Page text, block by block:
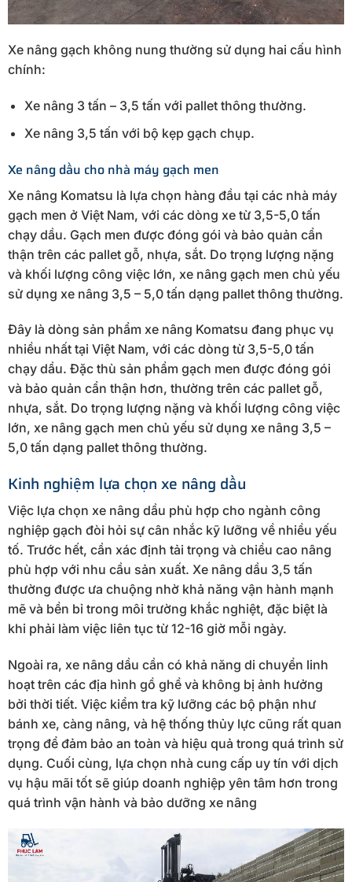
Xe nâng gạch không nung thường sử dụng hai cấu hình
chính:
Xe nâng 3 tấn – 3,5 tấn với pallet thông thường.
Xe nâng 3,5 tấn với bộ kẹp gạch chụp.
Xe nâng dầu cho nhà máy gạch men
Xe nâng Komatsu là lựa chọn hàng đầu tại các nhà máy
gạch men ở Việt Nam, với các dòng xe từ 3,5-5,0 tấn
chạy dầu. Gạch men được đóng gói và bảo quản cẩn
thận trên các pallet gỗ, nhựa, sắt. Do trọng lượng nặng
và khối lượng công việc lớn, xe nâng gạch men chủ yếu
sử dụng xe nâng 3,5 – 5,0 tấn dạng pallet thông thường.
Đây là dòng sản phẩm xe nâng Komatsu đang phục vụ
nhiều nhất tại Việt Nam, với các dòng từ 3,5-5,0 tấn
chạy dầu. Đặc thù sản phẩm gạch men được đóng gói
và bảo quản cẩn thận hơn, thường trên các pallet gỗ,
nhựa, sắt. Do trọng lượng nặng và khối lượng công việc
lớn, xe nâng gạch men chủ yếu sử dụng xe nâng 3,5 –
5,0 tấn dạng pallet thông thường.
Kinh nghiệm lựa chọn xe nâng dầu
Việc lựa chọn xe nâng dầu phù hợp cho ngành công
nghiệp gạch đòi hỏi sự cân nhắc kỹ lưỡng về nhiều yếu
tố. Trước hết, cần xác định tải trọng và chiều cao nâng
phù hợp với nhu cầu sản xuất. Xe nâng dầu 3,5 tấn
thường được ưa chuộng nhờ khả năng vận hành mạnh
mẽ và bền bỉ trong môi trường khắc nghiệt, đặc biệt là
khi phải làm việc liên tục từ 12-16 giờ mỗi ngày.
Ngoài ra, xe nâng dầu cần có khả năng di chuyển linh
hoạt trên các địa hình gồ ghề và không bị ảnh hưởng
bởi thời tiết. Việc kiểm tra kỹ lưỡng các bộ phận như
bánh xe, càng nâng, và hệ thống thủy lực cũng rất quan
trọng để đảm bảo an toàn và hiệu quả trong quá trình sử
dụng. Cuối cùng, lựa chọn nhà cung cấp uy tín với dịch
vụ hậu mãi tốt sẽ giúp doanh nghiệp yên tâm hơn trong
quá trình vận hành và bảo dưỡng xe nâng